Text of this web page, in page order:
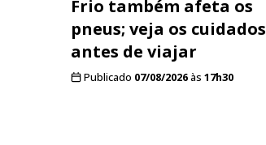
Frio também afeta os
pneus; veja os cuidados
antes de viajar
Publicado 07/08/2026às 17h30